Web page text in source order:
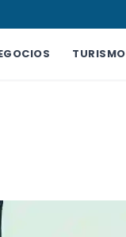
TURISMO